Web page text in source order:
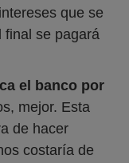
que se
final se pagará
el banco por
mejor. Esta
de hacer
costaría de